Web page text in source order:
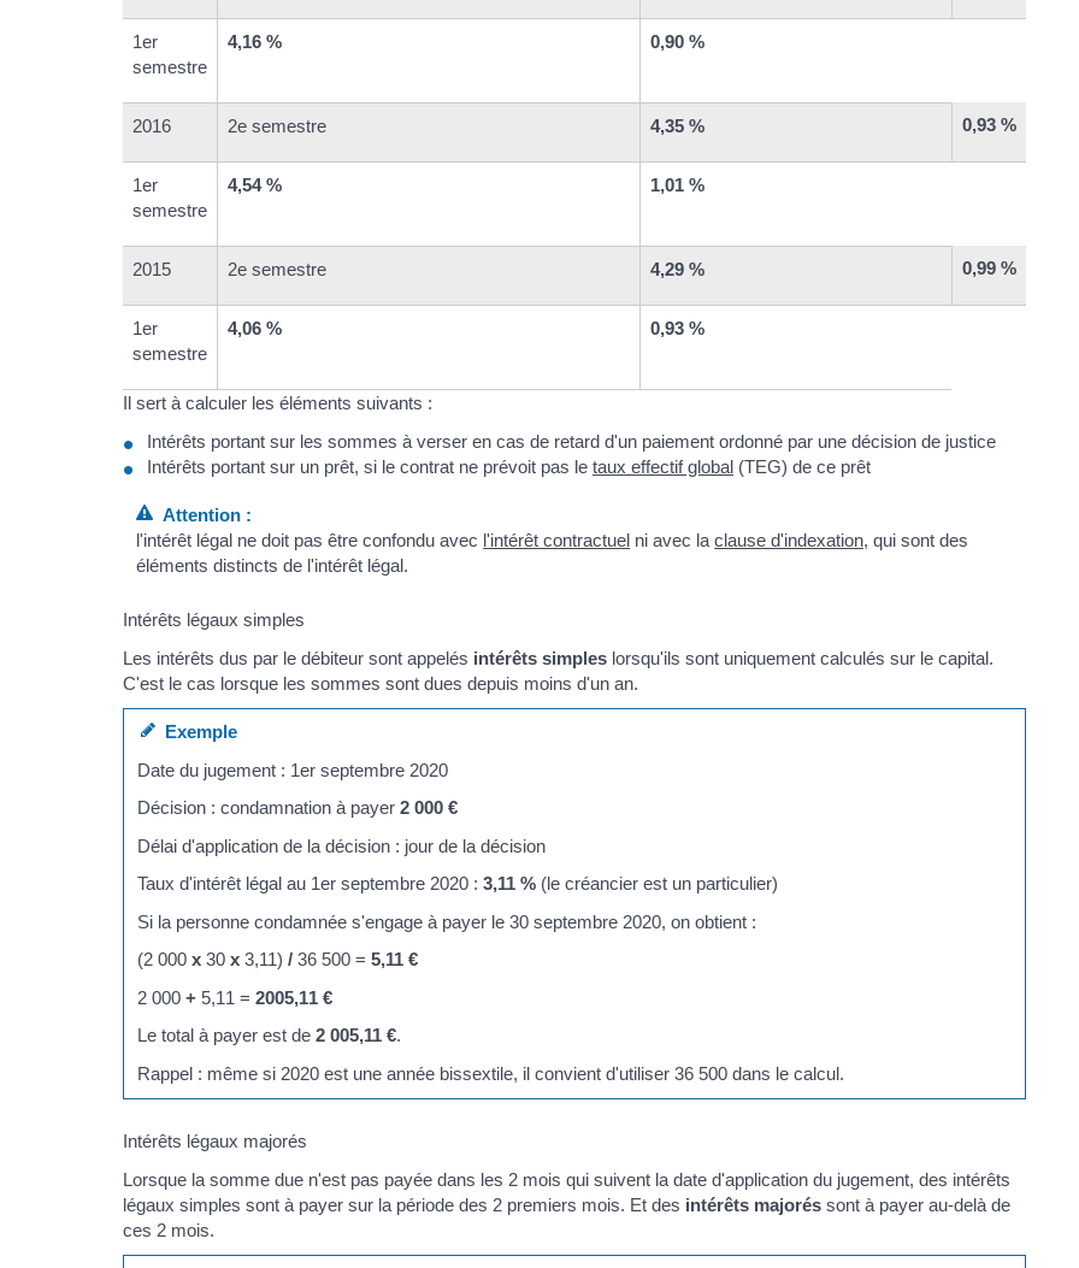
1er
semestre
4,16 % 0,90 %
2016 2e semestre 4,35 % 0,93 %
1er
semestre
4,54 % 1,01 %
2015 2e semestre 4,29 % 0,99 %
1er
semestre
4,06 % 0,93 %
Il sert à calculer les éléments suivants :
Intérêts portant sur les sommes à verser en cas de retard d'un paiement ordonné par une décision de justice
Intérêts portant sur un prêt, si le contrat ne prévoit pas le taux effectif global (TEG) de ce prêt
Attention :
l'intérêt légal ne doit pas être confondu avec l'intérêt contractuel ni avec laclause d'indexation, qui sont des
éléments distincts de l'intérêt légal.
Intérêts légaux simples
Les intérêts dus par le débiteur sont appelés intérêts simples lorsqu'ils sont uniquement calculés sur le capital.
C'est le cas lorsque les sommes sont dues depuis moins d'un an.
Exemple
Date du jugement : 1er septembre 2020
Décision : condamnation à payer2 000 €
Délai d'application de la décision : jour de la décision
Taux d'intérêt légal au 1er septembre 2020 :3,11 % (le créancier est un particulier)
Si la personne condamnée s'engage à payer le 30 septembre 2020, on obtient :
(2 000x 30x 3,11)/ 36 500 =5,11 €
2 000+ 5,11 =2005,11 €
Le total à payer est de2 005,11 €.
Rappel : même si 2020 est une année bissextile, il convient d'utiliser 36 500 dans le calcul.
Intérêts légaux majorés
Lorsque la somme due n'est pas payée dans les 2 mois qui suivent la date d'application du jugement, des intérêts
légaux simples sont à payer sur la période des 2 premiers mois. Et des intérêts majorés sont à payer au-delà de
ces 2 mois.